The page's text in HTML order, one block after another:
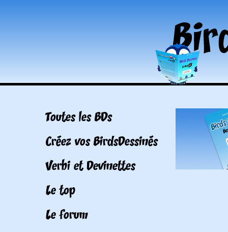
Toutes les BDs
Créez vos BirdsDessinés
Verbi et Devinettes
Le top
Le forum